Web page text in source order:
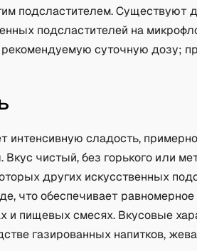
подсластителем. Существуют
подсластителей на
суточную дозу;
интенсивную сладость,
чистый, без горького или
других искусственных
что обеспечивает равномерное
и пищевых смесях. Вкусовые
газированных напитков,